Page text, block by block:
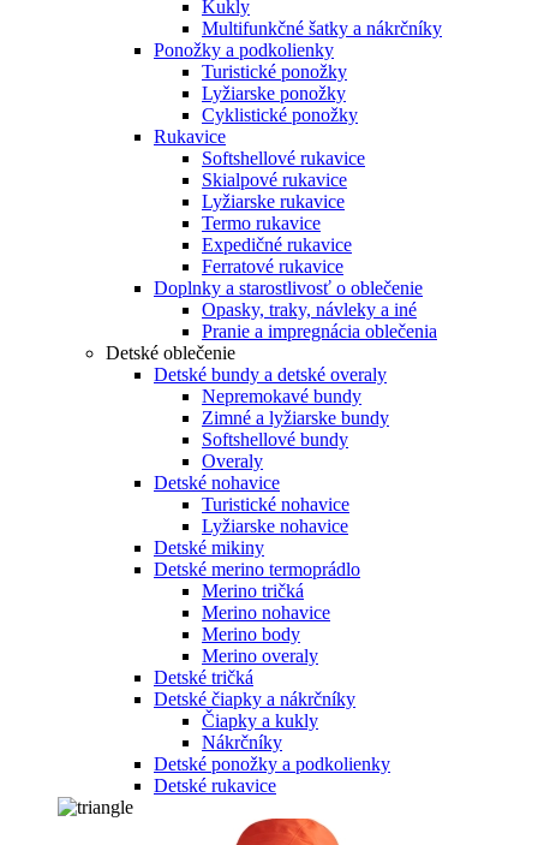
Kukly
Multifunkčné šatky a nákrčníky
Ponožky a podkolienky
Turistické ponožky
Lyžiarske ponožky
Cyklistické ponožky
Rukavice
Softshellové rukavice
Skialpové rukavice
Lyžiarske rukavice
Termo rukavice
Expedičné rukavice
Ferratové rukavice
Doplnky a starostlivosť o oblečenie
Opasky, traky, návleky a iné
Pranie a impregnácia oblečenia
Detské oblečenie
Detské bundy a detské overaly
Nepremokavé bundy
Zimné a lyžiarske bundy
Softshellové bundy
Overaly
Detské nohavice
Turistické nohavice
Lyžiarske nohavice
Detské mikiny
Detské merino termoprádlo
Merino tričká
Merino nohavice
Merino body
Merino overaly
Detské tričká
Detské čiapky a nákrčníky
Čiapky a kukly
Nákrčníky
Detské ponožky a podkolienky
Detské rukavice